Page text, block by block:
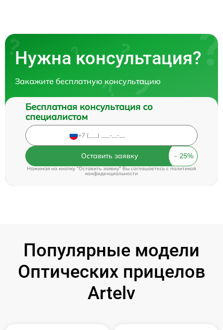
Нужна консультация?
Закажите бесплатную консультацию
Бесплатная консультация со
специалистом
Оставить заявку
Нажимая на кнопку "Оставить заявку" Вы соглашаетесь cполитикой
конфиденциальности
Популярные модели
Оптических прицелов
Artelv